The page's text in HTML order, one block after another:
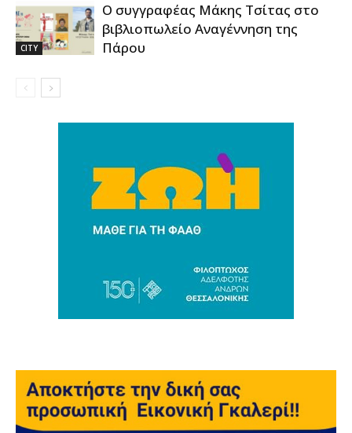
CITY
Ο συγγραφέας Μάκης Τσίτας στο
βιβλιοπωλείο Αναγέννηση της
Πάρου